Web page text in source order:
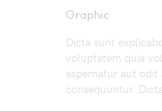
Graphic
Dicta sunt
voluptatem quia
aspernatur aut
consequuntur.